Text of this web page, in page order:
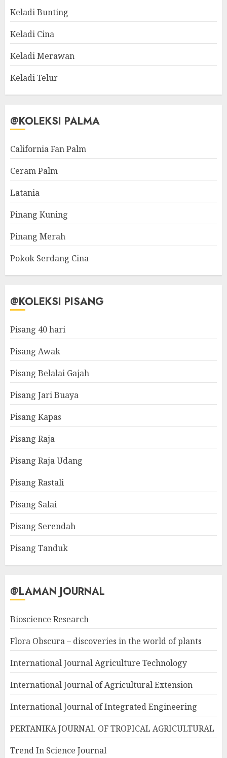
Keladi Bunting
Keladi Cina
Keladi Merawan
Keladi Telur
@KOLEKSI PALMA
California Fan Palm
Ceram Palm
Latania
Pinang Kuning
Pinang Merah
Pokok Serdang Cina
@KOLEKSI PISANG
Pisang 40 hari
Pisang Awak
Pisang Belalai Gajah
Pisang Jari Buaya
Pisang Kapas
Pisang Raja
Pisang Raja Udang
Pisang Rastali
Pisang Salai
Pisang Serendah
Pisang Tanduk
@LAMAN JOURNAL
Bioscience Research
Flora Obscura – discoveries in the world of plants
International Journal Agriculture Technology
International Journal of Agricultural Extension
International Journal of Integrated Engineering
PERTANIKA JOURNAL OF TROPICAL AGRICULTURAL
Trend In Science Journal